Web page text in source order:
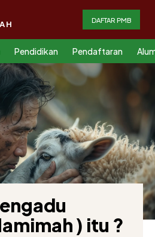
DAFTAR PMB
Pendidikan Pendaftaran
) itu ?